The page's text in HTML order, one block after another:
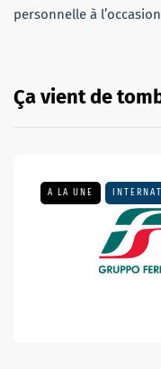
personnelle à
Ça vient de
A LA UNE